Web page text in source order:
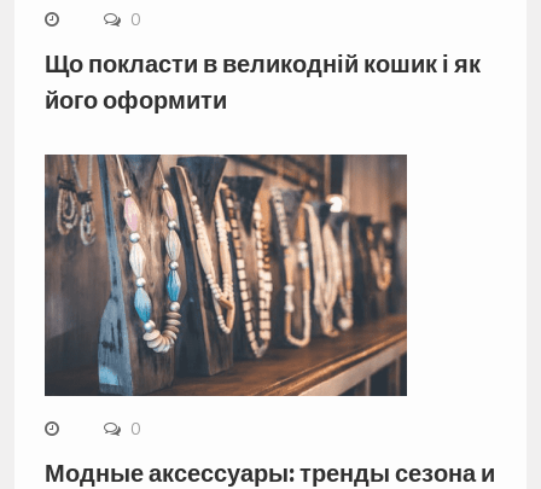
0
Що покласти в великодній кошик і як
його оформити
0
Модные аксессуары: тренды сезона и